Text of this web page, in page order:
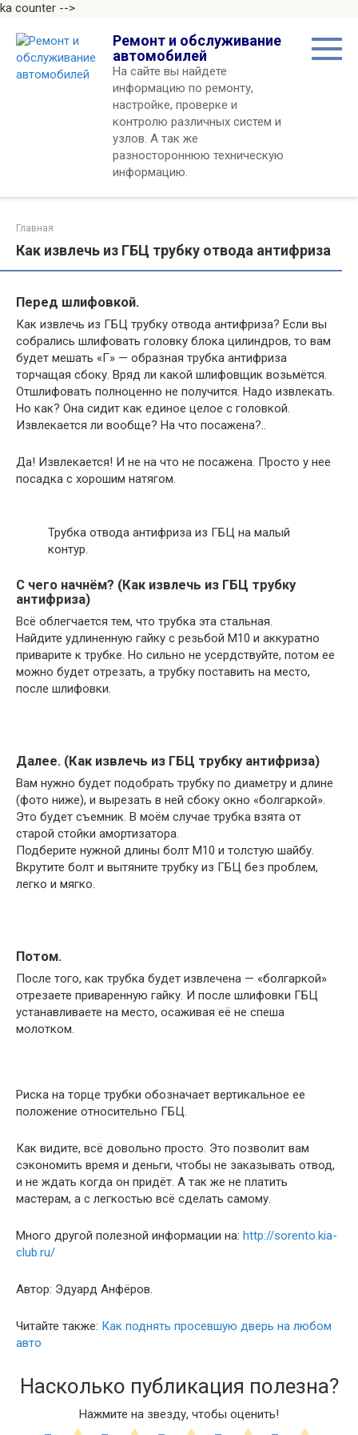
ka counter -->
контенту
Ремонт и обслуживание
автомобилей
На сайте вы найдете
информацию по ремонту,
настройке, проверке и
контролю различных систем и
узлов. А так же
разностороннюю техническую
информацию.
Главная
Как извлечь из ГБЦ трубку отвода антифриза
Перед шлифовкой.
Как извлечь из ГБЦ трубку отвода антифриза? Если вы
собрались шлифовать головку блока цилиндров, то вам
будет мешать «Г» — образная трубка антифриза
торчащая сбоку. Вряд ли какой шлифовщик возьмётся.
Отшлифовать полноценно не получится. Надо извлекать.
Но как? Она сидит как единое целое с головкой.
Извлекается ли вообще? На что посажена?..
Да! Извлекается! И не на что не посажена. Просто у нее
посадка с хорошим натягом.
Трубка отвода антифриза из ГБЦ на малый
контур.
С чего начнём? (Как извлечь из ГБЦ трубку
антифриза)
Всё облегчается тем, что трубка эта стальная.
Найдите удлиненную гайку с резьбой М10 и аккуратно
приварите к трубке. Но сильно не усердствуйте, потом ее
можно будет отрезать, а трубку поставить на место,
после шлифовки.
Далее. (Как извлечь из ГБЦ трубку антифриза)
Вам нужно будет подобрать трубку по диаметру и длине
(фото ниже), и вырезать в ней сбоку окно «болгаркой».
Это будет съемник. В моём случае трубка взята от
старой стойки амортизатора.
Подберите нужной длины болт М10 и толстую шайбу.
Вкрутите болт и вытяните трубку из ГБЦ без проблем,
легко и мягко.
Потом.
После того, как трубка будет извлечена — «болгаркой»
отрезаете приваренную гайку. И после шлифовки ГБЦ
устанавливаете на место, осаживая её не спеша
молотком.
Риска на торце трубки обозначает вертикальное ее
положение относительно ГБЦ.
Как видите, всё довольно просто. Это позволит вам
сэкономить время и деньги, чтобы не заказывать отвод,
и не ждать когда он придёт. А так же не платить
мастерам, а с легкостью всё сделать самому.
Много другой полезной информации на: http://sorento.kia-
club.ru/
Автор: Эдуард Анфёров.
Читайте также: Как поднять просевшую дверь на любом
авто
Насколько публикация полезна?
Нажмите на звезду, чтобы оценить!